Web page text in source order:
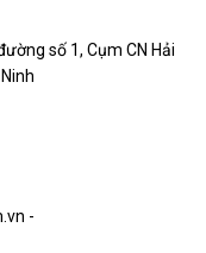
số 1, Cụm CN Hải
-